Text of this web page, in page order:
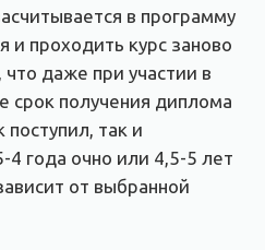
в программу
и проходить курс заново
даже при участии в
получения диплома
так и
4 года очно или 4,5-5 лет
от выбранной